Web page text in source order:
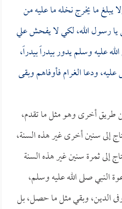
يبلغ ما يخرج نخله ما عليه من
رسول الله، لكي لا يفحش علي
عليه وسلم يدور بيدراً بيدراً،
ودعا الغرام فأوفاهم وبقى
طريق أخرى وهو مثل ما تقدم،
إلى سنين أخرى غير هذه السنة،
إلى ثمرة سنين غير هذه السنة
النبي صلى الله عليه وسلم،
الدين، وبقي مثل ما حصل، بل